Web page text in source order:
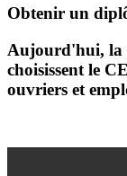
Obtenir un
Aujourd'hui, la
choisissent le
ouvriers et